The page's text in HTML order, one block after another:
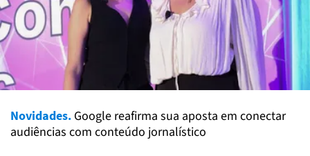
Novidades. Google reafirma sua aposta em conectar
audiências com conteúdo jornalístico